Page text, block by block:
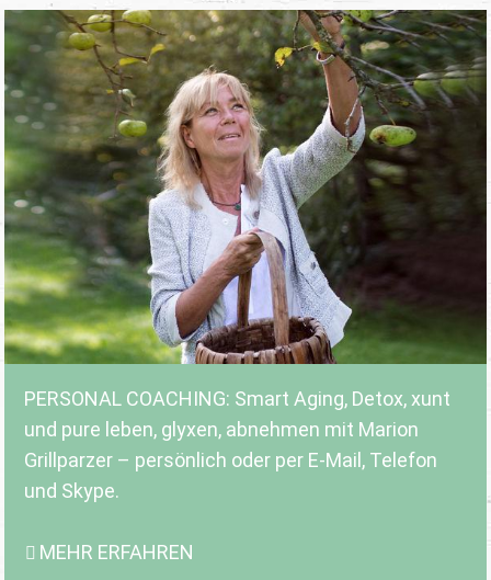
PERSONAL COACHING: Smart Aging, Detox, xunt
und pure leben, glyxen, abnehmen mit Marion
Grillparzer – persönlich oder per E-Mail, Telefon
und Skype.
MEHR ERFAHREN